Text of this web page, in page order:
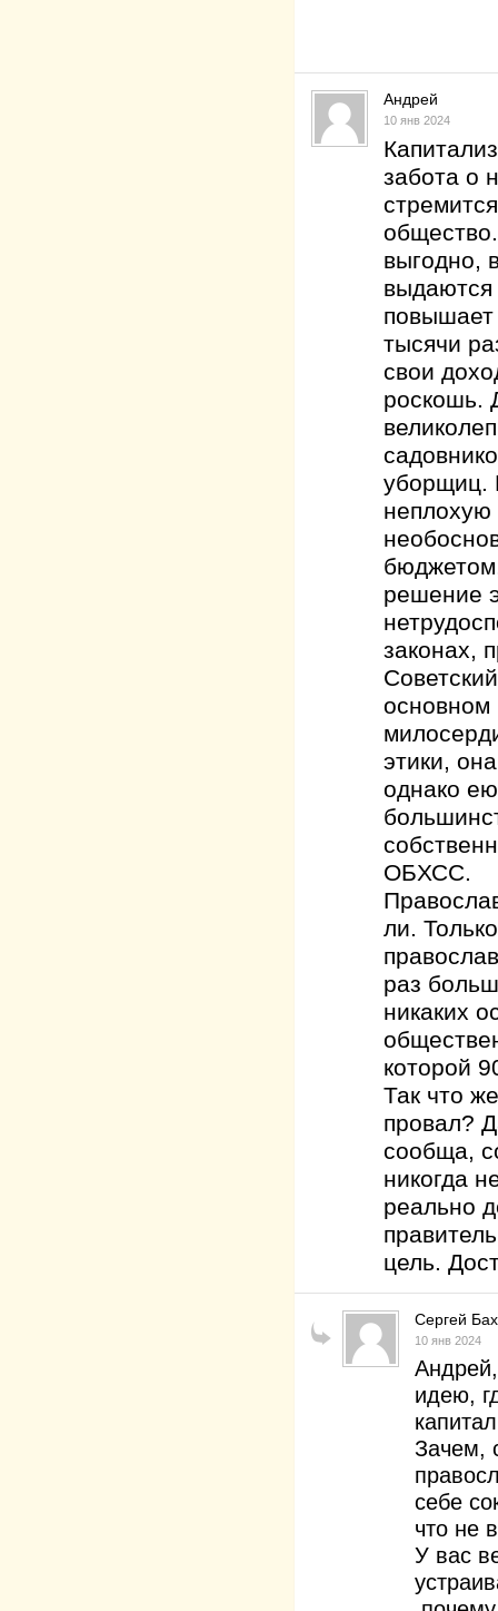
Андрей
10 янв 2024
забота о
выгодно,
выдаются
повышает
тысячи
свои
роскошь.
уборщиц.
неплохую
решение
законах,
основном
этики,
однако
ОБХСС.
ли.
раз
никаких
которой
Так что
провал?
сообща,
никогда
реально
цель.
Сергей
10 янв 2024
идею,
Зачем,
себе
что не
У вас